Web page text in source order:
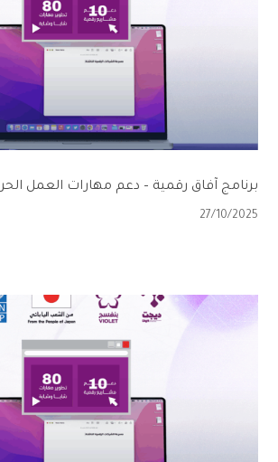
برنامج آفاق رقمية – دعم مهارات العمل الحر
27/10/2025